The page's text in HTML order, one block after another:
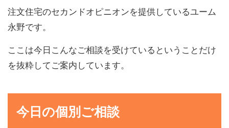
注文住宅のセカンドオピニオンを提供しているユーム
永野です。
ここは今日こんなご相談を受けているということだけ
を抜粋してご案内しています。
今日の個別ご相談